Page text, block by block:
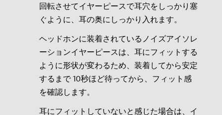
回転させてイヤーピースで耳穴をしっかり塞
ぐように、耳の奥にしっかり入れます。
ヘッドホンに装着されているノイズアイソレ
ーションイヤーピースは、耳にフィットする
ように形状が変わるため、装着してから安定
するまで 10秒ほど待ってから、フィット感
を確認します。
耳にフィットしていないと感じた場合は、イ